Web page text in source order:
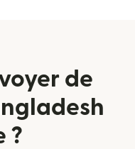
de
?